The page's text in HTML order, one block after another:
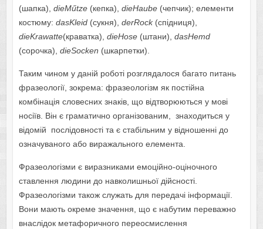
(шапка), dieMűtze(кепка), dieHaube(чепчик); елементи
костюму: dasKleid(сукня), derRock(спідниця),
dieKrawatte(краватка), dieHose(штани), dasHemd
(сорочка), dieSocken (шкарпетки).
Таким чином у даній роботі розглядалося багато питань
фразеології, зокрема: фразеологізм як постійна
комбінація словесних знаків, що відтворюються у мові
носіїв. Він є граматично організованим, знаходиться у
відомій послідовності та є стабільним у відношенні до
означуваного або виражального елемента.
Фразеологізми є виразниками емоційно-оціночного
ставлення людини до навколишньої дійсності.
Фразеологізми також служать для передачі інформації.
Вони мають окреме значення, що є набутим переважно
внаслідок метафоричного переосмислення